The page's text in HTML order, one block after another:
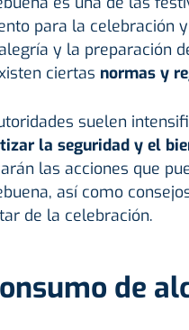
para la celebración
y la preparación
ciertas normas y
suelen
la seguridad y el
las acciones que
así como
de la celebración.
de